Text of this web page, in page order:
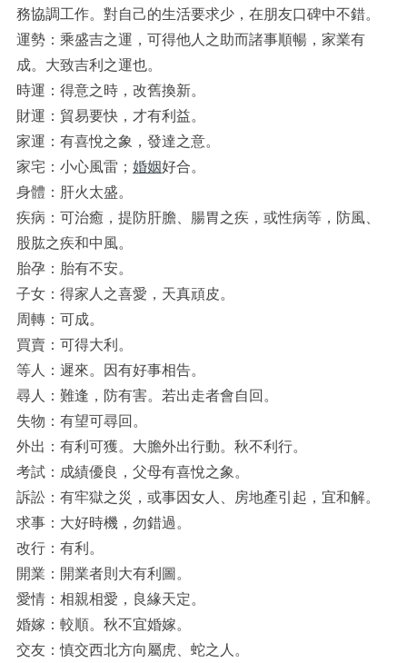
務協調工作。對自己的生活要求少，在朋友口碑中不錯。
運勢：乘盛吉之運，可得他人之助而諸事順暢，家業有
成。大致吉利之運也。
時運：得意之時，改舊換新。
財運：貿易要快，才有利益。
家運：有喜悅之象，發達之意。
家宅：小心風雷； 婚姻好合。
身體：肝火太盛。
疾病：可治癒，提防肝膽、腸胃之疾，或性病等，防風、
股肱之疾和中風。
胎孕：胎有不安。
子女：得家人之喜愛，天真頑皮。
周轉：可成。
買賣：可得大利。
等人：遲來。因有好事相告。
尋人：難逢，防有害。若出走者會自回。
失物：有望可尋回。
外出：有利可獲。大膽外出行動。秋不利行。
考試：成績優良，父母有喜悅之象。
訴訟：有牢獄之災，或事因女人、房地產引起，宜和解。
求事：大好時機，勿錯過。
改行：有利。
開業：開業者則大有利圖。
愛情：相親相愛，良緣天定。
婚嫁：較順。秋不宜婚嫁。
交友：慎交西北方向屬虎、蛇之人。